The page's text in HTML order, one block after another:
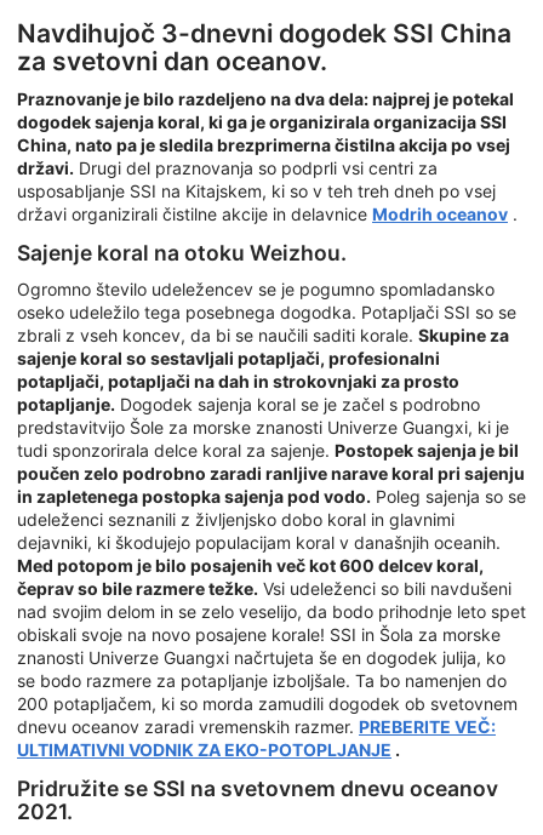
Navdihujoč 3-dnevni dogodek SSI China
za svetovni dan oceanov.
Praznovanje je bilo razdeljeno na dva dela: najprej je potekal
dogodek sajenja koral, ki ga je organizirala organizacija SSI
China, nato pa je sledila brezprimerna čistilna akcija po vsej
državi. Drugi del praznovanja so podprli vsi centri za
usposabljanje SSI na Kitajskem, ki so v teh treh dneh po vsej
državi organizirali čistilne akcije in delavnice Modrih oceanov .
Sajenje koral na otoku Weizhou.
Ogromno število udeležencev se je pogumno spomladansko
oseko udeležilo tega posebnega dogodka. Potapljači SSI so se
zbrali z vseh koncev, da bi se naučili saditi korale. Skupine za
sajenje koral so sestavljali potapljači, profesionalni
potapljači, potapljači na dah in strokovnjaki za prosto
potapljanje. Dogodek sajenja koral se je začel s podrobno
predstavitvijo Šole za morske znanosti Univerze Guangxi, ki je
tudi sponzorirala delce koral za sajenje. Postopek sajenja je bil
poučen zelo podrobno zaradi ranljive narave koral pri sajenju
in zapletenega postopka sajenja pod vodo. Poleg sajenja so se
udeleženci seznanili z življenjsko dobo koral in glavnimi
dejavniki, ki škodujejo populacijam koral v današnjih oceanih.
Med potopom je bilo posajenih več kot 600 delcev koral,
čeprav so bile razmere težke. Vsi udeleženci so bili navdušeni
nad svojim delom in se zelo veselijo, da bodo prihodnje leto spet
obiskali svoje na novo posajene korale! SSI in Šola za morske
znanosti Univerze Guangxi načrtujeta še en dogodek julija, ko
se bodo razmere za potapljanje izboljšale. Ta bo namenjen do
200 potapljačem, ki so morda zamudili dogodek ob svetovnem
dnevu oceanov zaradi vremenskih razmer. PREBERITE VEČ:
ULTIMATIVNI VODNIK ZA EKO-POTOPLJANJE .
Pridružite se SSI na svetovnem dnevu oceanov
2021.